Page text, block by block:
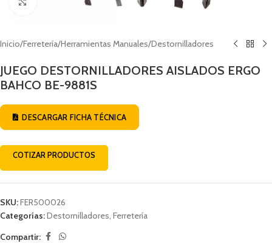
Inicio/Ferretería/Herramientas Manuales/Destornilladores
JUEGO DESTORNILLADORES AISLADOS ERGO
BAHCO BE-9881S
DESCARGAR FICHA TÉCNICA
COTIZAR PRODUCTOS
SKU:FER500026
Categorías:Destornilladores, Ferretería
Compartir: